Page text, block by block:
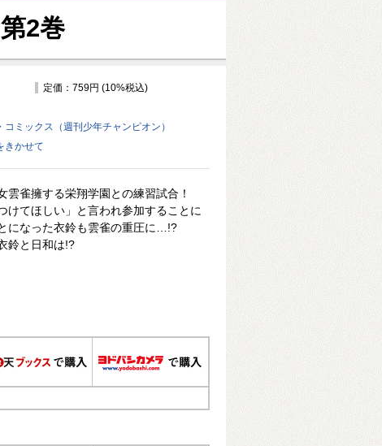
第2巻
定価：759円 (10%税込)
ミックス（週刊少年チャンピオン）
きかせて
雲雀擁する栄翔学園との練習試合！
けてほしい」と言われ参加することに
になった衣鈴も雲雀の重圧に…!?
鈴と日和は!?